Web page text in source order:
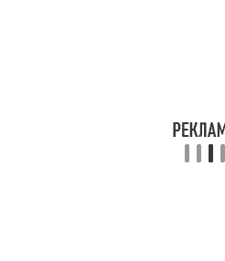
Ногти при маникюре